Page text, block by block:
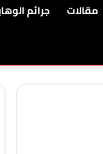
مقالات جرائم